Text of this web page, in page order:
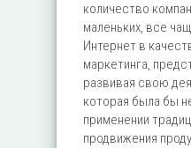
количество
маленьких, все
Интернет в
маркетинга,
развивая свою
которая была бы
применении
продвижения